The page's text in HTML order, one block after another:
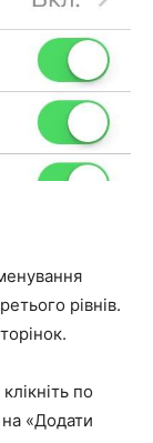
рівнів.
по
«Додати